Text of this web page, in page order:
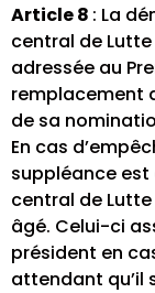
Article 8 : La
central de
adressée au
remplacement
de sa
En cas
suppléance est
central de
âgé. Celui-ci
président en
attendant qu’il